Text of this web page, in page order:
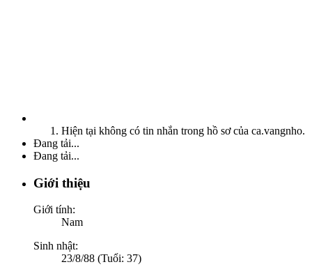
Hiện tại không có tin nhắn trong hồ sơ của ca.vangnho.
Đang tải...
Đang tải...
Giới thiệu
Giới tính:
Nam
Sinh nhật:
23/8/88 (Tuổi: 37)